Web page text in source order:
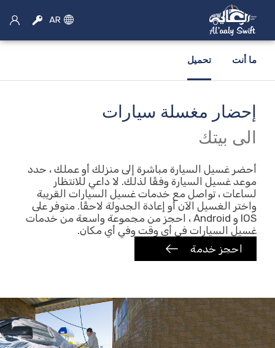
AR
اختر الخدمة
سيارة اجره
حجز سيارات الأجرة
موتو الحجز
تأجير سيارات
توصيل أي شيء وفي أي مكان
تسليم الطرود
ما أنت تحميل
إحضار مغسلة سيارات
الى بيتك
أحضر غسيل السيارة مباشرة إلى منزلك أو عملك ، حدد
موعد غسيل السيارة وفقًا لذلك. لا داعي للانتظار
لساعات ، تواصل مع خدمات غسيل السيارات القريبة
واختر الغسيل الآن أو إعادة الجدولة لاحقًا. متوفر على
IOS و Android ، احجز من مجموعة واسعة من خدمات
غسيل السيارات في أي وقت وفي أي مكان.
احجز خدمة